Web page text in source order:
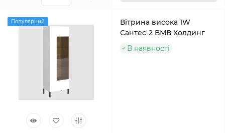
Популярний
Вітрина висока 1W
Сантес-2 ВМВ Холдинг
В наявності